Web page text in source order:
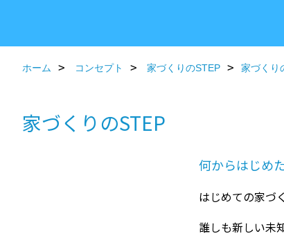
ホーム コンセプト 家づくりのSTEP 家づくり
家づくりのSTEP
何からはじめ
はじめての家づ
誰しも新しい未